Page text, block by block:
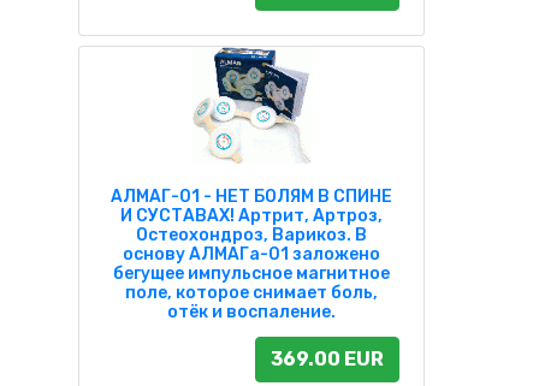
АЛМАГ-01 - НЕТ БОЛЯМ В СПИНЕ
И СУСТАВАХ! Артрит, Артроз,
Остеохондроз, Варикоз. В
основу АЛМАГа-01 заложено
бегущее импульсное магнитное
поле, которое снимает боль,
отёк и воспаление.
369.00 EUR